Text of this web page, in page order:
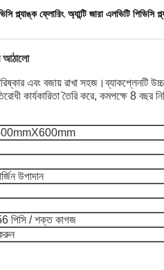
প্ল্যাঙ্ক ফ্লোরিং, অ্যান্টি জারা এলভিটি পিভিসি
আঠালো
এবং বজায় রাখা সহজ।ব্যাকপ্লেনটি
কার্যকারিতা তৈরি করে, কমপক্ষে 8 বছর
উপাদান
পিসি / শক্ত কাগজ